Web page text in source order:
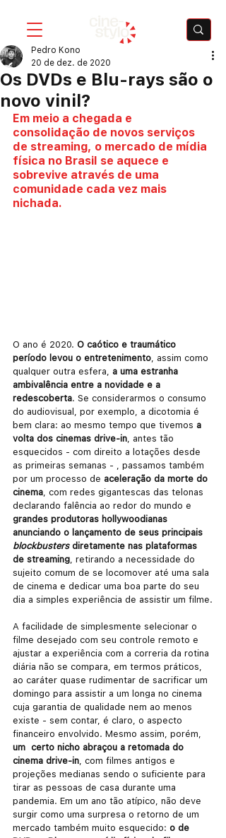
Os DVDs e Blu-rays são o
novo vinil?
Pedro Kono
20 de dez. de 2020
Em meio a chegada e
consolidação de novos serviços
de streaming, o mercado de mídia
física no Brasil se aquece e
sobrevive através de uma
comunidade cada vez mais
nichada.
O ano é 2020. O caótico e traumático
período levou o entretenimento, assim como
qualquer outra esfera, a uma estranha
ambivalência entre a novidade e a
redescoberta. Se considerarmos o consumo
do audiovisual, por exemplo, a dicotomia é
bem clara: ao mesmo tempo que tivemos a
volta dos cinemas drive-in, antes tão
esquecidos - com direito a lotações desde
as primeiras semanas - , passamos também
por um processo de aceleração da morte do
cinema, com redes gigantescas das telonas
declarando falência ao redor do mundo e
grandes produtoras hollywoodianas
anunciando o lançamento de seus principais
blockbusters diretamente nas plataformas
de streaming, retirando a necessidade do
sujeito comum de se locomover até uma sala
de cinema e dedicar uma boa parte do seu
dia a simples experiência de assistir um filme.
A facilidade de simplesmente selecionar o
filme desejado com seu controle remoto e
ajustar a experiência com a correria da rotina
diária não se compara, em termos práticos,
ao caráter quase rudimentar de sacrificar um
domingo para assistir a um longa no cinema
cuja garantia de qualidade nem ao menos
existe - sem contar, é claro, o aspecto
financeiro envolvido. Mesmo assim, porém,
um  certo nicho abraçou a retomada do
cinema drive-in, com filmes antigos e
projeções medianas sendo o suficiente para
tirar as pessoas de casa durante uma
pandemia. Em um ano tão atípico, não deve
surgir como uma surpresa o retorno de um
mercado também muito esquecido: o de